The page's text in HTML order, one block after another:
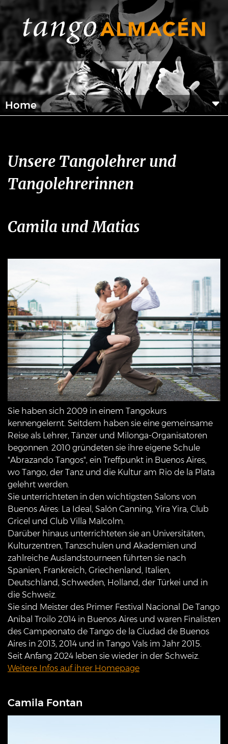
Home
Unsere Tangolehrer und
Tangolehrerinnen
Camila und Matias
Sie haben sich 2009 in einem Tangokurs
kennengelernt. Seitdem haben sie eine gemeinsame
Reise als Lehrer, Tänzer und Milonga-Organisatoren
begonnen. 2010 gründeten sie ihre eigene Schule
"Abrazando Tangos", ein Treffpunkt in Buenos Aires,
wo Tango, der Tanz und die Kultur am Rio de la Plata
gelehrt werden.
Sie unterrichteten in den wichtigsten Salons von
Buenos Aires: La Ideal, Salón Canning, Yira Yira, Club
Gricel und Club Villa Malcolm.
Darüber hinaus unterrichteten sie an Universitäten,
Kulturzentren, Tanzschulen und Akademien und
zahlreiche Auslandstourneen führten sie nach
Spanien, Frankreich, Griechenland, Italien,
Deutschland, Schweden, Holland, der Türkei und in
die Schweiz.
Sie sind Meister des Primer Festival Nacional De Tango
Anibal Troilo 2014 in Buenos Aires und waren Finalisten
des Campeonato de Tango de la Ciudad de Buenos
Aires in 2013, 2014 und in Tango Vals im Jahr 2015.
Seit Anfang 2024 leben sie wieder in der Schweiz.
Weitere Infos auf ihrer Homepage
Camila Fontan